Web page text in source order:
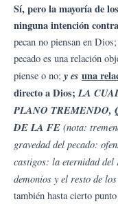
Sí, pero la mayoría de
ninguna intención
pecan no piensan en
pecado es una relación
piense o no; y es una
directo a Dios;LA
PLANO TREMENDO,
DE LA FE (nota:
gravedad del pecado:
castigos: la eternidad
demonios y el resto de
también hasta cierto